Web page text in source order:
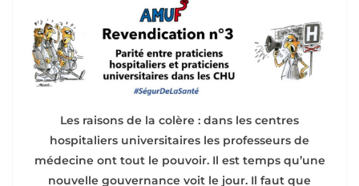
Les raisons de la colère : dans les centres
hospitaliers universitaires les professeurs de
médecine ont tout le pouvoir. Il est temps qu’une
nouvelle gouvernance voit le jour. Il faut que